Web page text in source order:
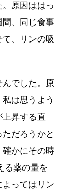
原因ははっ
間、同じ食事
、リンの吸
でした。原
は思うよう
昇する直
だろうかと
かにその時
る薬の量を
ってはリン